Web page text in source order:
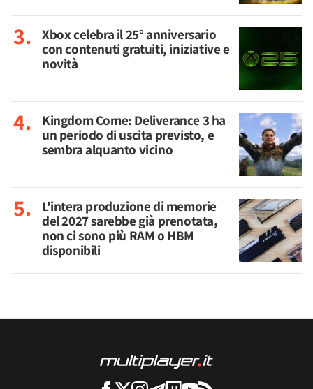
Xbox celebra il 25° anniversario
con contenuti gratuiti, iniziative e
novità
Kingdom Come: Deliverance 3 ha
un periodo di uscita previsto, e
sembra alquanto vicino
L'intera produzione di memorie
del 2027 sarebbe già prenotata,
non ci sono più RAM o HBM
disponibili